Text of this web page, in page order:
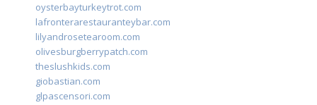
oysterbayturkeytrot.com
lafronterarestauranteybar.com
lilyandrosetearoom.com
olivesburgberrypatch.com
theslushkids.com
giobastian.com
glpascensori.com